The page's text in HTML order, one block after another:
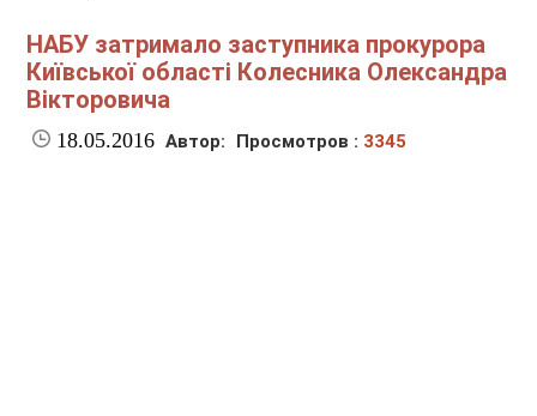
НАБУ затримало заступника прокурора
Київської області Колесника Олександра
Вікторовича
18.05.2016 Автор: Просмотров : 3345